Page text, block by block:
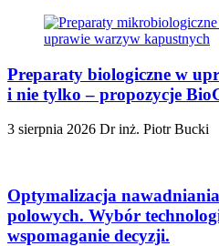
Preparaty biologiczne w
i nie tylko – propozycje
3 sierpnia 2026 Dr inż. Piotr Bucki
Optymalizacja
polowych. Wybór
wspomaganie decyzji.